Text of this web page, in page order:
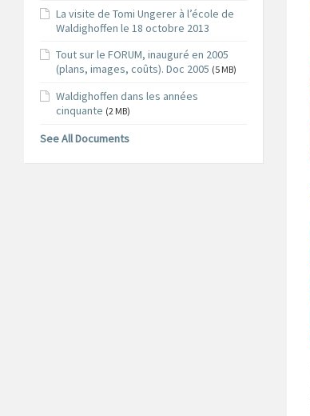
La visite de Tomi Ungerer à l’école de
Waldighoffen le 18 octobre 2013
Tout sur le FORUM, inauguré en 2005
(plans, images, coûts). Doc 2005 (5 MB)
Waldighoffen dans les années
cinquante (2 MB)
See All Documents